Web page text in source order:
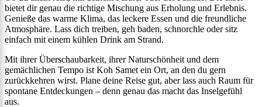
bietet dir genau die richtige Mischung aus Erholung und Erlebnis.
Genieße das warme Klima, das leckere Essen und die freundliche
Atmosphäre. Lass dich treiben, geh baden, schnorchle oder sitz
einfach mit einem kühlen Drink am Strand.
Mit ihrer Überschaubarkeit, ihrer Naturschönheit und dem
gemächlichen Tempo ist Koh Samet ein Ort, an den du gern
zurückkehren wirst. Plane deine Reise gut, aber lass auch Raum für
spontane Entdeckungen – denn genau das macht das Inselgefühl
aus.